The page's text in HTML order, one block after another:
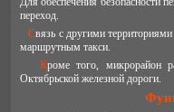
переход.
Связь с другими территориями г.п. Поварово осуществляется маршрутами городского пассажирского транспорта и
маршрутным такси.
Кроме того, микрорайон расположен в пешеходной доступности от железнодорожной станции Поварово
Октябрьской железной дороги.